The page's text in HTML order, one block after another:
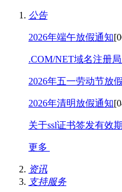
公告
2026年端午放假通知
.COM/NET域名注册
2026年五一劳动节放
2026年清明放假通知
关于ssl证书签发有效
更多
资讯
支持服务